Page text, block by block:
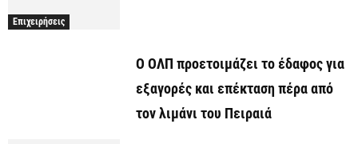
Επιχειρήσεις
O ΟΛΠ προετοιμάζει το έδαφος για
εξαγορές και επέκταση πέρα από
τον λιμάνι του Πειραιά